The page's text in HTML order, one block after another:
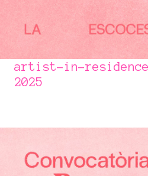
artist-in-
2025